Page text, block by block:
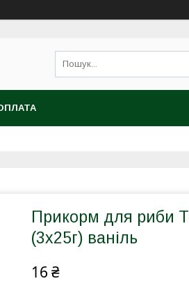
Прикорм для риби
(3х25г) ваніль
16 ₴